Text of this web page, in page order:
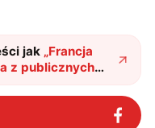
jak „Francja
z publicznych